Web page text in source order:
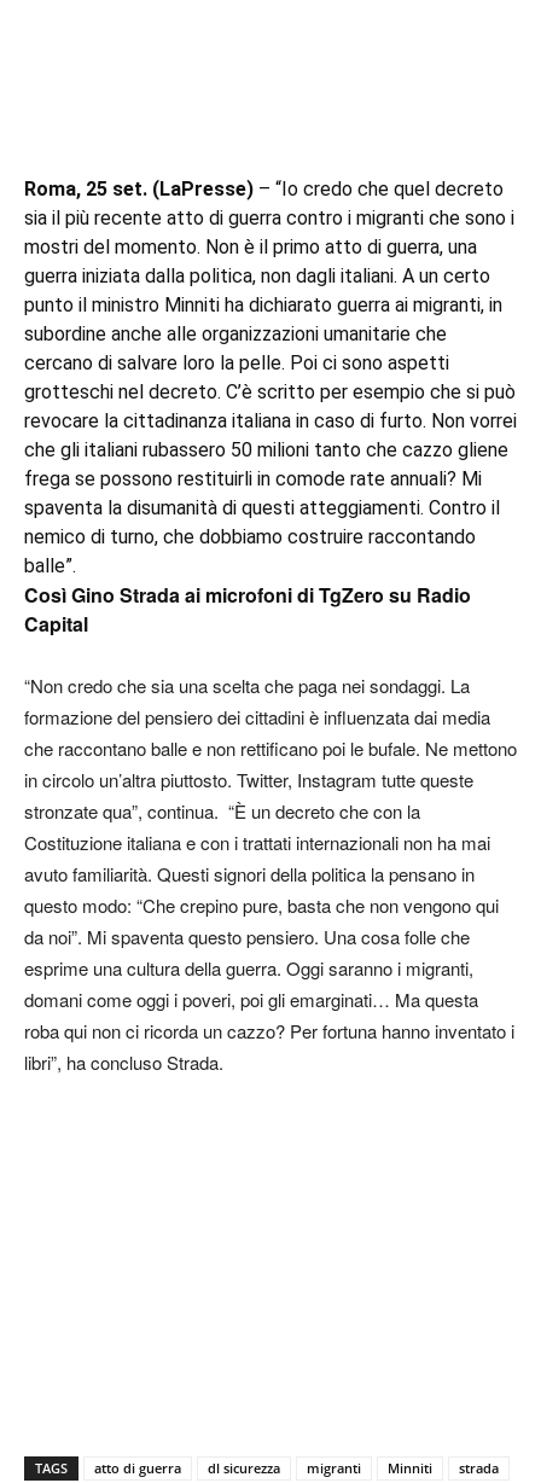
Roma, 25 set. (LaPresse) – “Io credo che quel decreto
sia il più recente atto di guerra contro i migranti che sono i
mostri del momento. Non è il primo atto di guerra, una
guerra iniziata dalla politica, non dagli italiani. A un certo
punto il ministro Minniti ha dichiarato guerra ai migranti, in
subordine anche alle organizzazioni umanitarie che
cercano di salvare loro la pelle. Poi ci sono aspetti
grotteschi nel decreto. C’è scritto per esempio che si può
revocare la cittadinanza italiana in caso di furto. Non vorrei
che gli italiani rubassero 50 milioni tanto che cazzo gliene
frega se possono restituirli in comode rate annuali? Mi
spaventa la disumanità di questi atteggiamenti. Contro il
nemico di turno, che dobbiamo costruire raccontando
balle”.
Così Gino Strada ai microfoni di TgZero su Radio
Capital
“Non credo che sia una scelta che paga nei sondaggi. La
formazione del pensiero dei cittadini è influenzata dai media
che raccontano balle e non rettificano poi le bufale. Ne mettono
in circolo un’altra piuttosto. Twitter, Instagram tutte queste
stronzate qua”, continua. “È un decreto che con la
Costituzione italiana e con i trattati internazionali non ha mai
avuto familiarità. Questi signori della politica la pensano in
questo modo: “Che crepino pure, basta che non vengono qui
da noi”. Mi spaventa questo pensiero. Una cosa folle che
esprime una cultura della guerra. Oggi saranno i migranti,
domani come oggi i poveri, poi gli emarginati… Ma questa
roba qui non ci ricorda un cazzo? Per fortuna hanno inventato i
libri”, ha concluso Strada.
TAGS atto di guerra dl sicurezza migranti Minniti strada